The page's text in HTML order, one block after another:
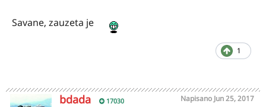
Savane, zauzeta je
1
bdada 17030 Napisano Jun 25, 2017